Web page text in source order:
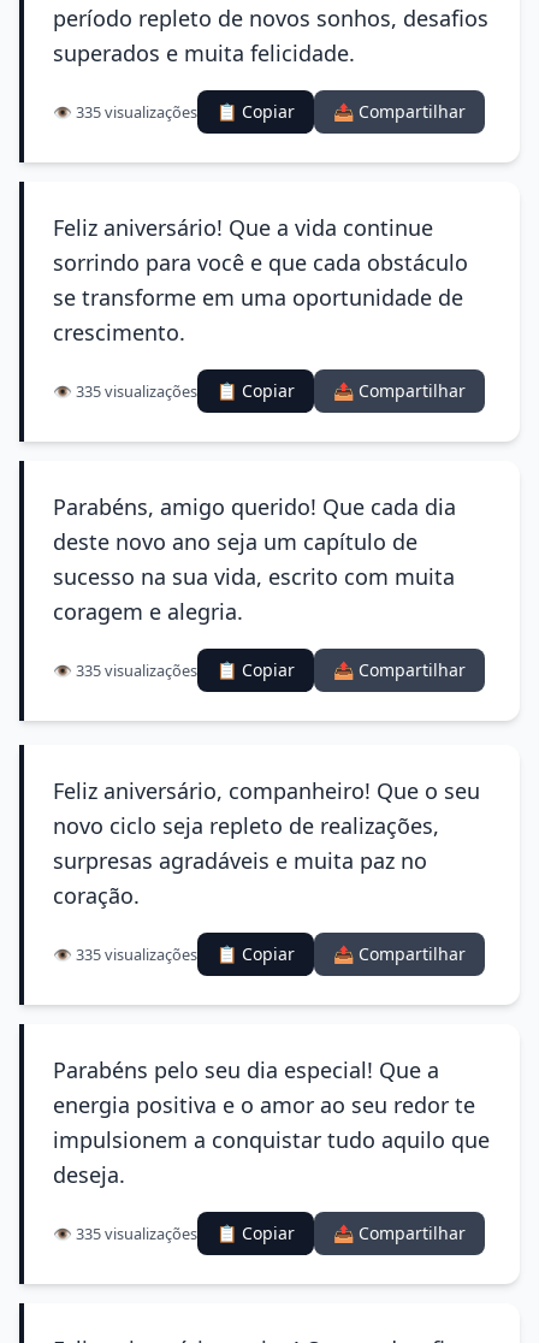
período repleto de novos sonhos, desafios
superados e muita felicidade.
👁️ 335 visualizações 📋 Copiar 📤 Compartilhar
Feliz aniversário! Que a vida continue
sorrindo para você e que cada obstáculo
se transforme em uma oportunidade de
crescimento.
👁️ 335 visualizações 📋 Copiar 📤 Compartilhar
Parabéns, amigo querido! Que cada dia
deste novo ano seja um capítulo de
sucesso na sua vida, escrito com muita
coragem e alegria.
👁️ 335 visualizações 📋 Copiar 📤 Compartilhar
Feliz aniversário, companheiro! Que o seu
novo ciclo seja repleto de realizações,
surpresas agradáveis e muita paz no
coração.
👁️ 335 visualizações 📋 Copiar 📤 Compartilhar
Parabéns pelo seu dia especial! Que a
energia positiva e o amor ao seu redor te
impulsionem a conquistar tudo aquilo que
deseja.
👁️ 335 visualizações 📋 Copiar 📤 Compartilhar